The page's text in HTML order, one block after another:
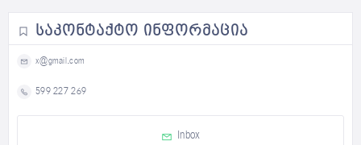
ᲡᲐᲙᲝᲜᲢᲐᲥᲢᲝ ᲘᲜᲤᲝᲠᲛᲐᲪᲘᲐ
x@gmail.com
599 227 269
Inbox